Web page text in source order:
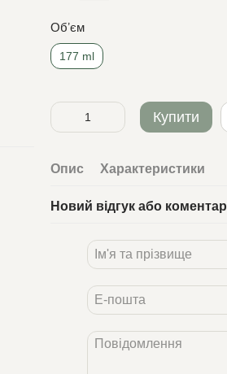
Обʼєм
177 ml
Купити
Опис Характеристики
Новий відгук або коментар